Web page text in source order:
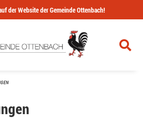
der Website der Gemeinde Ottenbach!